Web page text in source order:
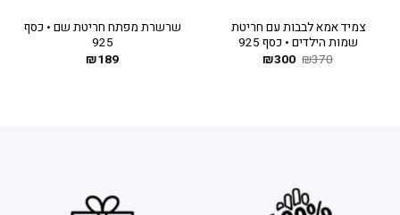
צמיד אמא לבבות עם חריטת
שמות הילדים • כסף 925
₪370 המחיר
₪300
שרשרת מפתח חריטת שם • כסף
925
₪189